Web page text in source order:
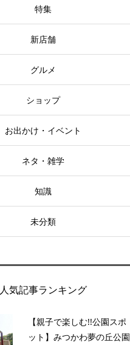
特集
新店舗
グルメ
ショップ
お出かけ・イベント
ネタ・雑学
知識
未分類
人気記事ランキング
【親子で楽しむ!!公園スポ
ット】みつかわ夢の丘公園